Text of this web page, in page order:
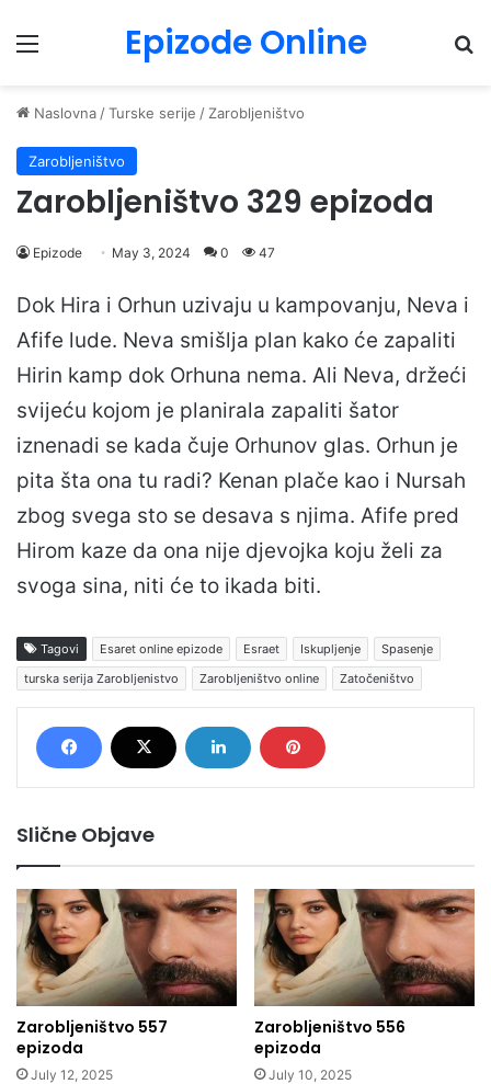
Menu Epizode Online
Naslovna /Turske serije / Zarobljeništvo
Zarobljeništvo
Zarobljeništvo 329 epizoda
Epizode May 3, 2024 0 47
Dok Hira i Orhun uzivaju u kampovanju, Neva i
Afife lude. Neva smišlja plan kako će zapaliti
Hirin kamp dok Orhuna nema. Ali Neva, držeći
svijeću kojom je planirala zapaliti šator
iznenadi se kada čuje Orhunov glas. Orhun je
pita šta ona tu radi? Kenan plače kao i Nursah
zbog svega sto se desava s njima. Afife pred
Hirom kaze da ona nije djevojka koju želi za
svoga sina, niti će to ikada biti.
Tagovi Esaret online epizode Esraet Iskupljenje
Spasenje
turska serija Zarobljenistvo
Zarobljeništvo online Zatočeništvo
Slične Objave
Zarobljeništvo 557
epizoda
July 12, 2025
Zarobljeništvo 556
epizoda
July 10, 2025